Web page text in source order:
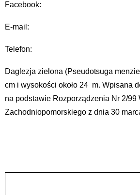
Facebook:
E-mail:
Telefon:
Daglezja zielona (Pseudotsuga
cm i wysokości około 24 m. Wpisana
na podstawie Rozporządzenia Nr 2/99
Zachodniopomorskiego z dnia 30